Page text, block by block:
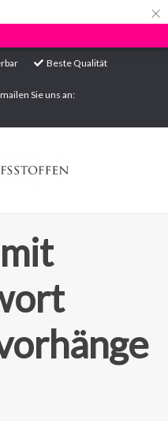
×
Beste Qualität
Sie uns an: